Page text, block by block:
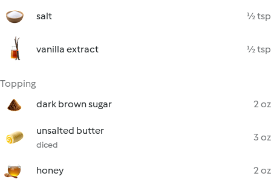
salt ½ tsp
vanilla extract ½ tsp
Topping
dark brown sugar
2 oz
unsalted butter
diced
3 oz
honey 2 oz